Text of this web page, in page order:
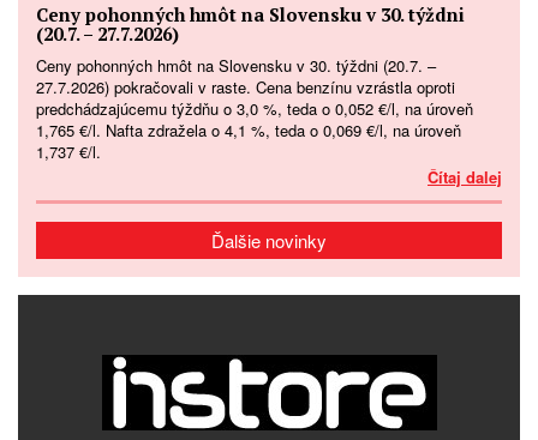
Ceny pohonných hmôt na Slovensku v 30. týždni
(20.7. – 27.7.2026)
Ceny pohonných hmôt na Slovensku v 30. týždni (20.7. –
27.7.2026) pokračovali v raste. Cena benzínu vzrástla oproti
predchádzajúcemu týždňu o 3,0 %, teda o 0,052 €/l, na úroveň
1,765 €/l. Nafta zdražela o 4,1 %, teda o 0,069 €/l, na úroveň
1,737 €/l.
Čítaj dalej
Ďalšie novinky